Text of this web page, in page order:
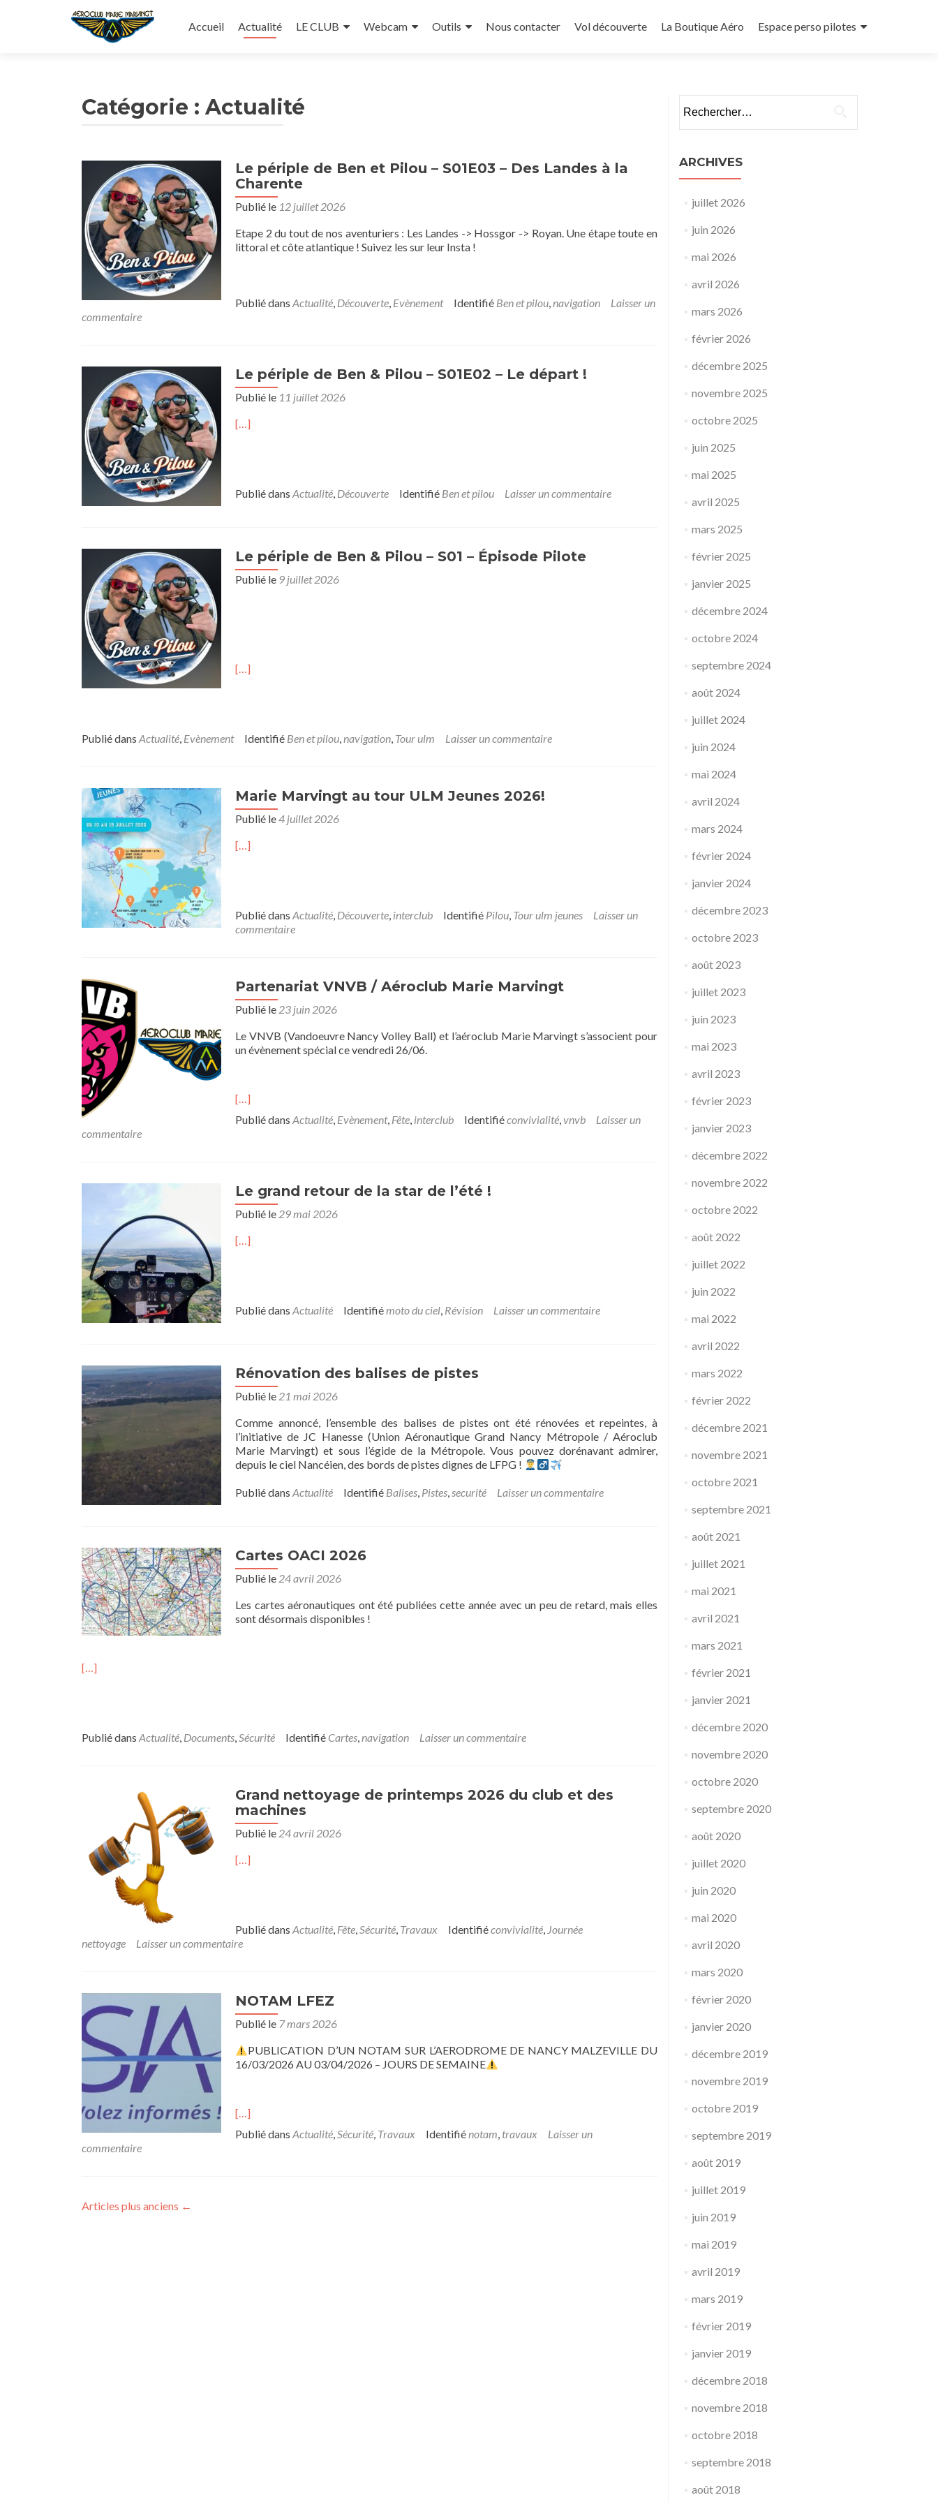
au
Accueil Actualité LE CLUB Webcam Outils Nous contacter Vol découverte La Boutique Aéro Espace perso pilotes
Catégorie : Actualité
Le périple de Ben et Pilou – S01E03 – Des Landes à la
Charente
Publié le 12 juillet 2026
Etape 2 du tout de nos aventuriers : Les Landes -> Hossgor -> Royan. Une étape toute en
littoral et côte atlantique ! Suivez les sur leur Insta !
Publié dans Actualité, Découverte, Evènement Identifié Ben et pilou,navigation
Laisser un
commentaire
Le périple de Ben & Pilou – S01E02 – Le départ !
Publié le 11 juillet 2026
[…]
Publié dans Actualité, Découverte Identifié Ben et pilou Laisser un commentaire
Le périple de Ben & Pilou – S01 – Épisode Pilote
Publié le 9 juillet 2026
[…]
Publié dans Actualité, Evènement Identifié Ben et pilou,navigation, Tour ulm Laisser un commentaire
Marie Marvingt au tour ULM Jeunes 2026!
Publié le4 juillet 2026
[…]
Publié dans Actualité, Découverte, interclub Identifié Pilou, Tour ulm jeunes
Laisser un
commentaire
Partenariat VNVB / Aéroclub Marie Marvingt
Publié le 23 juin 2026
Le VNVB (Vandoeuvre Nancy Volley Ball) et l’aéroclub Marie Marvingt s’associent pour
un évènement spécial ce vendredi 26/06.
[…]
Publié dans Actualité, Evènement, Fête, interclub Identifiéconvivialité,vnvb
Laisser un
commentaire
Le grand retour de la star de l’été !
Publié le 29 mai 2026
[…]
Publié dans Actualité Identifiémoto du ciel, Révision Laisser un commentaire
Rénovation des balises de pistes
Publié le 21 mai 2026
Comme annoncé, l’ensemble des balises de pistes ont été rénovées et repeintes, à
l’initiative de JC Hanesse (Union Aéronautique Grand Nancy Métropole / Aéroclub
Marie Marvingt) et sous l’égide de la Métropole. Vous pouvez dorénavant admirer,
depuis le ciel Nancéien, des bords de pistes dignes de LFPG !
Publié dans Actualité Identifié Balises, Pistes,securité Laisser un commentaire
Cartes OACI 2026
Publié le 24 avril 2026
Les cartes aéronautiques ont été publiées cette année avec un peu de retard, mais elles
sont désormais disponibles !
[…]
Publié dans Actualité, Documents,Sécurité Identifié Cartes,navigation Laisser un commentaire
Grand nettoyage de printemps 2026 du club et des
machines
Publié le 24 avril 2026
[…]
Publié dans Actualité, Fête,Sécurité, Travaux Identifiéconvivialité, Journée
nettoyage
Laisser un commentaire
NOTAM LFEZ
Publié le 7 mars 2026
PUBLICATION D’UN NOTAM SUR L’AERODROME DE NANCY MALZEVILLE DU
16/03/2026 AU 03/04/2026 – JOURS DE SEMAINE
[…]
Publié dans Actualité,Sécurité, Travaux Identifiénotam, travaux
Laisser un
commentaire
Navigation
des
articles
Articles plus anciens ←
ARCHIVES
juillet 2026
juin 2026
mai 2026
avril 2026
mars 2026
février 2026
décembre 2025
novembre 2025
octobre 2025
juin 2025
mai 2025
avril 2025
mars 2025
février 2025
janvier 2025
décembre 2024
octobre 2024
septembre 2024
août 2024
juillet 2024
juin 2024
mai 2024
avril 2024
mars 2024
février 2024
janvier 2024
décembre 2023
octobre 2023
août 2023
juillet 2023
juin 2023
mai 2023
avril 2023
février 2023
janvier 2023
décembre 2022
novembre 2022
octobre 2022
août 2022
juillet 2022
juin 2022
mai 2022
avril 2022
mars 2022
février 2022
décembre 2021
novembre 2021
octobre 2021
septembre 2021
août 2021
juillet 2021
mai 2021
avril 2021
mars 2021
février 2021
janvier 2021
décembre 2020
novembre 2020
octobre 2020
septembre 2020
août 2020
juillet 2020
juin 2020
mai 2020
avril 2020
mars 2020
février 2020
janvier 2020
décembre 2019
novembre 2019
octobre 2019
septembre 2019
août 2019
juillet 2019
juin 2019
mai 2019
avril 2019
mars 2019
février 2019
janvier 2019
décembre 2018
novembre 2018
octobre 2018
septembre 2018
août 2018